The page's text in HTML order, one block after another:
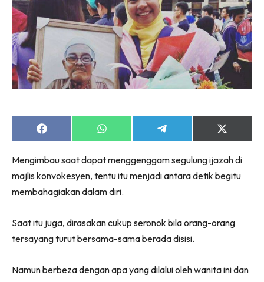
Share
on
Share
on
Share
on
Share
on
(Twitter)
Mengimbau saat dapat menggenggam segulung ijazah di
majlis konvokesyen, tentu itu menjadi antara detik begitu
membahagiakan dalam diri.
Saat itu juga, dirasakan cukup seronok bila orang-orang
tersayang turut bersama-sama berada disisi.
Namun berbeza dengan apa yang dilalui oleh wanita ini dan